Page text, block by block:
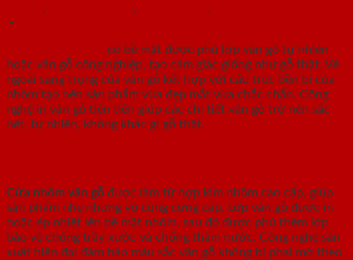
, , ,
có bề mặt được phủ lớp vân gỗ tự nhiên
hoặc vân gỗ công nghiệp, tạo cảm giác giống như gỗ thật. Vẻ
ngoài sang trọng của vân gỗ kết hợp với cấu trúc bền bỉ của
nhôm tạo nên sản phẩm vừa đẹp mắt vừa chắc chắn. Công
nghệ in vân gỗ tiên tiến giúp các chi tiết vân gỗ trở nên sắc
nét, tự nhiên, không khác gì gỗ thật.
Cửa nhôm vân gỗ được làm từ hợp kim nhôm cao cấp, giúp
sản phẩm nhẹ nhưng vô cùng cứng cáp. Lớp vân gỗ được in
hoặc ép nhiệt lên bề mặt nhôm, sau đó được phủ thêm lớp
bảo vệ chống trầy xước và chống thấm nước. Công nghệ sản
xuất hiện đại đảm bảo màu sắc vân gỗ không bị phai mờ theo